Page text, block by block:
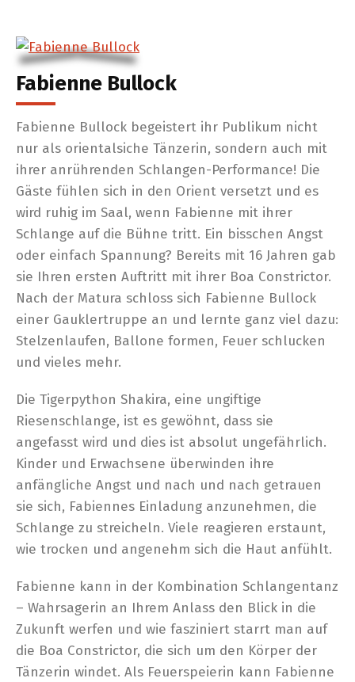
Fabienne Bullock
Fabienne Bullock begeistert ihr Publikum nicht
nur als orientalsiche Tänzerin, sondern auch mit
ihrer anrührenden Schlangen-Performance! Die
Gäste fühlen sich in den Orient versetzt und es
wird ruhig im Saal, wenn Fabienne mit ihrer
Schlange auf die Bühne tritt. Ein bisschen Angst
oder einfach Spannung? Bereits mit 16 Jahren gab
sie Ihren ersten Auftritt mit ihrer Boa Constrictor.
Nach der Matura schloss sich Fabienne Bullock
einer Gauklertruppe an und lernte ganz viel dazu:
Stelzenlaufen, Ballone formen, Feuer schlucken
und vieles mehr.
Die Tigerpython Shakira, eine ungiftige
Riesenschlange, ist es gewöhnt, dass sie
angefasst wird und dies ist absolut ungefährlich.
Kinder und Erwachsene überwinden ihre
anfängliche Angst und nach und nach getrauen
sie sich, Fabiennes Einladung anzunehmen, die
Schlange zu streicheln. Viele reagieren erstaunt,
wie trocken und angenehm sich die Haut anfühlt.
Fabienne kann in der Kombination Schlangentanz
– Wahrsagerin an Ihrem Anlass den Blick in die
Zukunft werfen und wie fasziniert starrt man auf
die Boa Constrictor, die sich um den Körper der
Tänzerin windet. Als Feuerspeierin kann Fabienne